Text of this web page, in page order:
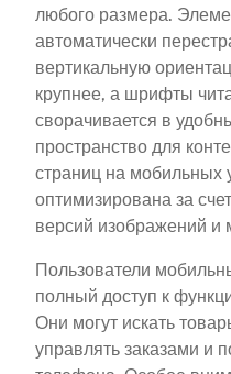
любого размера.
автоматически
вертикальную
крупнее, а шрифты
сворачивается в
пространство для
страниц на мобильных
оптимизирована за
версий изображений и
Пользователи
полный доступ к
Они могут искать
управлять заказами и